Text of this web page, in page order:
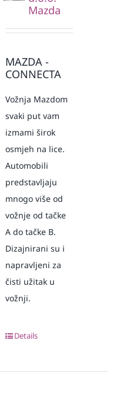
Mazda
MAZDA -
CONNECTA
Vožnja Mazdom
svaki put vam
izmami širok
osmjeh na lice.
Automobili
predstavljaju
mnogo više od
vožnje od tačke
A do tačke B.
Dizajnirani su i
napravljeni za
čisti užitak u
vožnji.
Details